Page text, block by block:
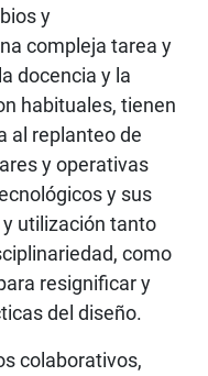
y
compleja tarea y
docencia y la
habituales, tienen
al replanteo de
y operativas
y sus
utilización tanto
como
resignificar y
del diseño.
colaborativos,